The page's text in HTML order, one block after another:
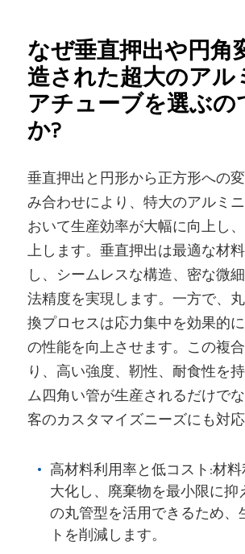
なぜ垂直押出や円角
造された超大のアル
アチューブを選ぶの
か?
垂直押出と円形から正方形への
み合わせにより、特大のアルミ
おいて生産効率が大幅に向上し
上します。垂直押出は最適な材
し、シームレスな構造、密な微
法精度を実現します。一方で、
換プロセスは応力集中を効果的
の性能を向上させます。この複
り、高い強度、靭性、耐食性を
ム四角い管が生産されるだけで
客のカスタマイズニーズにも対応
高材料利用率と低コスト:材
大化し、廃棄物を最小限に抑
の丸管型を活用できるため、
トを削減します。